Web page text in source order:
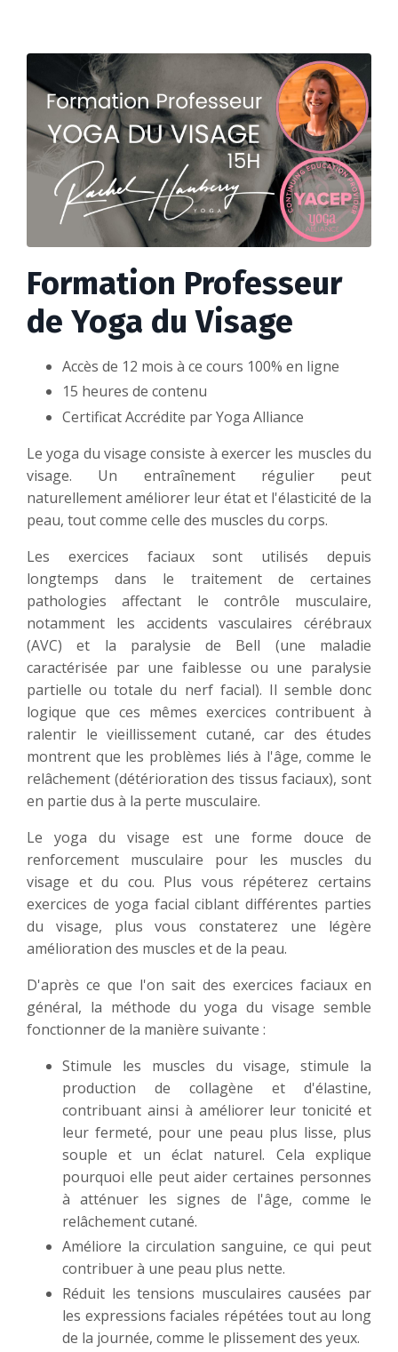
Formation Professeur
de Yoga du Visage
Accès de 12 mois à ce cours 100% en ligne
15 heures de contenu
Certificat Accrédite par Yoga Alliance
Le yoga du visage consiste à exercer les muscles du
visage. Un entraînement régulier peut
naturellement améliorer leur état et l'élasticité de la
peau, tout comme celle des muscles du corps.
Les exercices faciaux sont utilisés depuis
longtemps dans le traitement de certaines
pathologies affectant le contrôle musculaire,
notamment les accidents vasculaires cérébraux
(AVC) et la paralysie de Bell (une maladie
caractérisée par une faiblesse ou une paralysie
partielle ou totale du nerf facial). Il semble donc
logique que ces mêmes exercices contribuent à
ralentir le vieillissement cutané, car des études
montrent que les problèmes liés à l'âge, comme le
relâchement (détérioration des tissus faciaux), sont
en partie dus à la perte musculaire.
Le yoga du visage est une forme douce de
renforcement musculaire pour les muscles du
visage et du cou. Plus vous répéterez certains
exercices de yoga facial ciblant différentes parties
du visage, plus vous constaterez une légère
amélioration des muscles et de la peau.
D'après ce que l'on sait des exercices faciaux en
général, la méthode du yoga du visage semble
fonctionner de la manière suivante :
Stimule les muscles du visage, stimule la
production de collagène et d'élastine,
contribuant ainsi à améliorer leur tonicité et
leur fermeté, pour une peau plus lisse, plus
souple et un éclat naturel. Cela explique
pourquoi elle peut aider certaines personnes
à atténuer les signes de l'âge, comme le
relâchement cutané.
Améliore la circulation sanguine, ce qui peut
contribuer à une peau plus nette.
Réduit les tensions musculaires causées par
les expressions faciales répétées tout au long
de la journée, comme le plissement des yeux.